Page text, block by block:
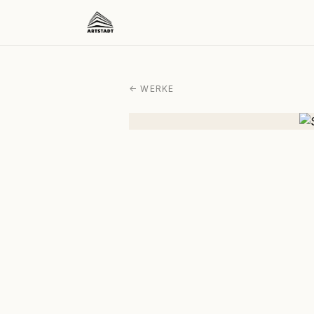
← WERKE